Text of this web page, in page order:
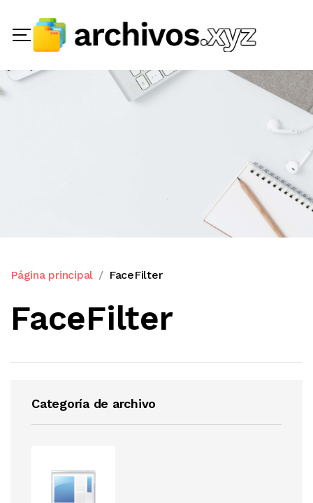
Página principal FaceFilter
FaceFilter
Categoría de archivo